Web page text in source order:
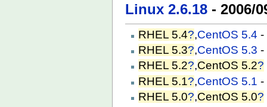
Linux 2.6.18 - 2006/
RHEL 5.4?,CentOS 5.4 -
RHEL 5.3?,CentOS 5.3 -
RHEL 5.2?,CentOS 5.2?
RHEL 5.1?,CentOS 5.1 -
RHEL 5.0?,CentOS 5.0?